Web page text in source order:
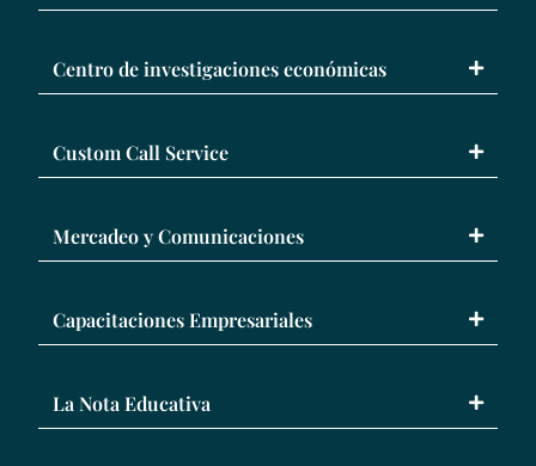
Centro de investigaciones económicas
Custom Call Service
Mercadeo y Comunicaciones
Capacitaciones Empresariales
La Nota Educativa